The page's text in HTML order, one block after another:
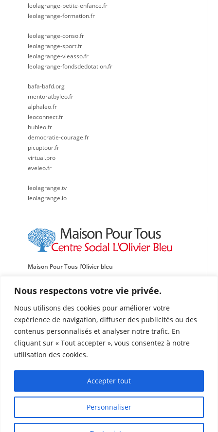
Nous respectons votre vie privée.
Nous utilisons des cookies pour améliorer votre
expérience de navigation, diffuser des publicités ou des
contenus personnalisés et analyser notre trafic. En
cliquant sur « Tout accepter », vous consentez à notre
utilisation des cookies.
Personnaliser
Accepter tout
leolagrange-petite-enfance.fr
leolagrange-formation.fr
leolagrange-conso.fr
leolagrange-sport.fr
leolagrange-vieasso.fr
leolagrange-fondsdedotation.fr
bafa-bafd.org
mentoratbyleo.fr
alphaleo.fr
leoconnect.fr
hubleo.fr
democratie-courage.fr
picuptour.fr
virtual.pro
eveleo.fr
leolagrange.tv
leolagrange.io
Maison Pour Tous l’Olivier bleu
Centre social, Sportif et Culturel Léo Lagrange Méditerranée
Traverse de l’École de l’Oasis
13015 Marseille
Tél : 04 91 60 87 72
Fax : 04 91 69 03 50
olivierbleu@leolagrange.org
Accessibilité: Bus 30 RTM